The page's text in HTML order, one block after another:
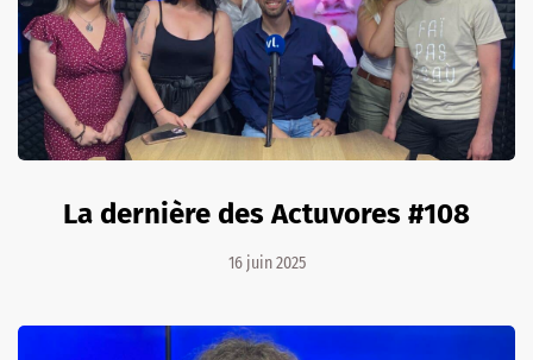
La dernière des Actuvores #108
16 juin 2025